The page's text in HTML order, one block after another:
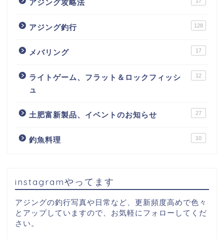
アジング攻略法
アジング釣行 128
メバリング 17
ライトゲーム、フラット＆ロックフィッシ
ュ
12
土肥富新製品、イベントのお知らせ 27
釣魚料理 10
instagramやってます
アジングの釣行写真や日常など、更新頻度高めで色々
とアップしていますので、お気軽にフォローしてくだ
さい。